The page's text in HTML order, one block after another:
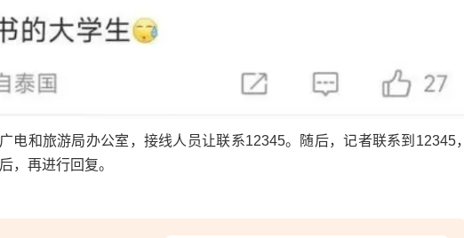
和旅游局办公室，接线人员让联系12345。随后，记者联系到12345，
，再进行回复。